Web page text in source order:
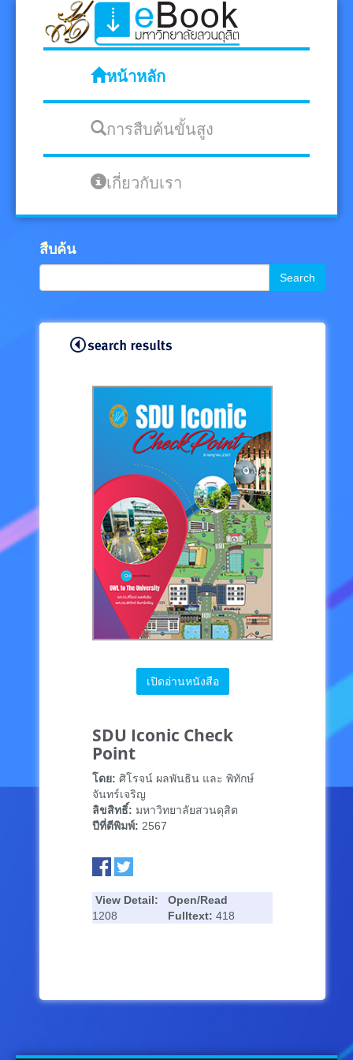
หน้าหลัก
การสืบค้นขั้นสูง
เกี่ยวกับเรา
สืบค้น
Search
เปิดอ่านหนังสือ
SDU Iconic Check
Point
โดย: ศิโรจน์ ผลพันธิน และ พิทักษ์
จันทร์เจริญ
ลิขสิทธิ์: มหาวิทยาลัยสวนดุสิต
ปีที่ตีพิมพ์: 2567
View Detail:
1208
Open/Read
Fulltext: 418